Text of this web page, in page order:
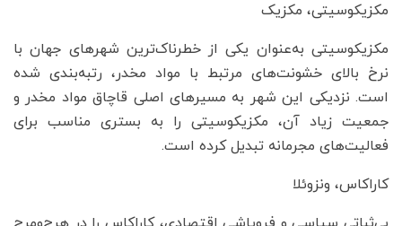
مکزیکوسیتی، مکزیک
مکزیکوسیتی به‌عنوان یکی از خطرناک‌ترین شهرهای جهان با
نرخ بالای خشونت‌های مرتبط با مواد مخدر، رتبه‌بندی شده
است. نزدیکی این شهر به مسیرهای اصلی قاچاق مواد مخدر و
جمعیت زیاد آن، مکزیکوسیتی را به بستری مناسب برای
فعالیت‌های مجرمانه تبدیل کرده است.
کاراکاس، ونزوئلا